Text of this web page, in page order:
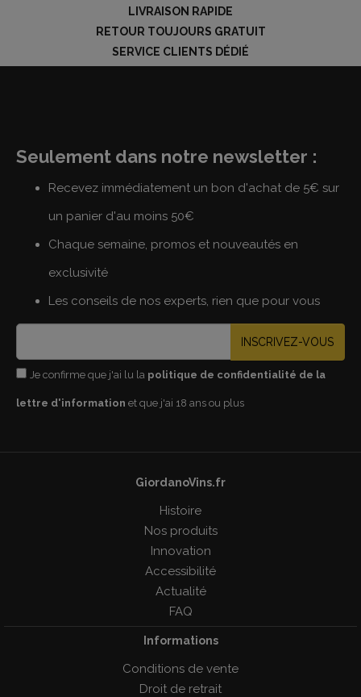
LIVRAISON RAPIDE
RETOUR TOUJOURS GRATUIT
SERVICE CLIENTS DÉDIÉ
Seulement dans notre newsletter :
Recevez immédiatement un bon d'achat de 5€ sur
un panier d'au moins 50€
Chaque semaine, promos et nouveautés en
exclusivité
Les conseils de nos experts, rien que pour vous
INSCRIVEZ-VOUS
Je confirme que j'ai lu la politique de confidentialité de la
lettre d'information et que j'ai 18 ans ou plus
GiordanoVins.fr
Histoire
Nos produits
Innovation
Accessibilité
Actualité
FAQ
Informations
Conditions de vente
Droit de retrait